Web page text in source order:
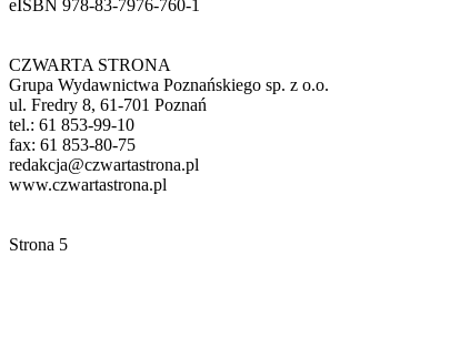
eISBN 978-83-7976-760-1
CZWARTA STRONA
Grupa Wydawnictwa Poznańskiego sp. z o.o.
ul. Fredry 8, 61-701 Poznań
tel.: 61 853-99-10
redakcja@czwartastrona.pl